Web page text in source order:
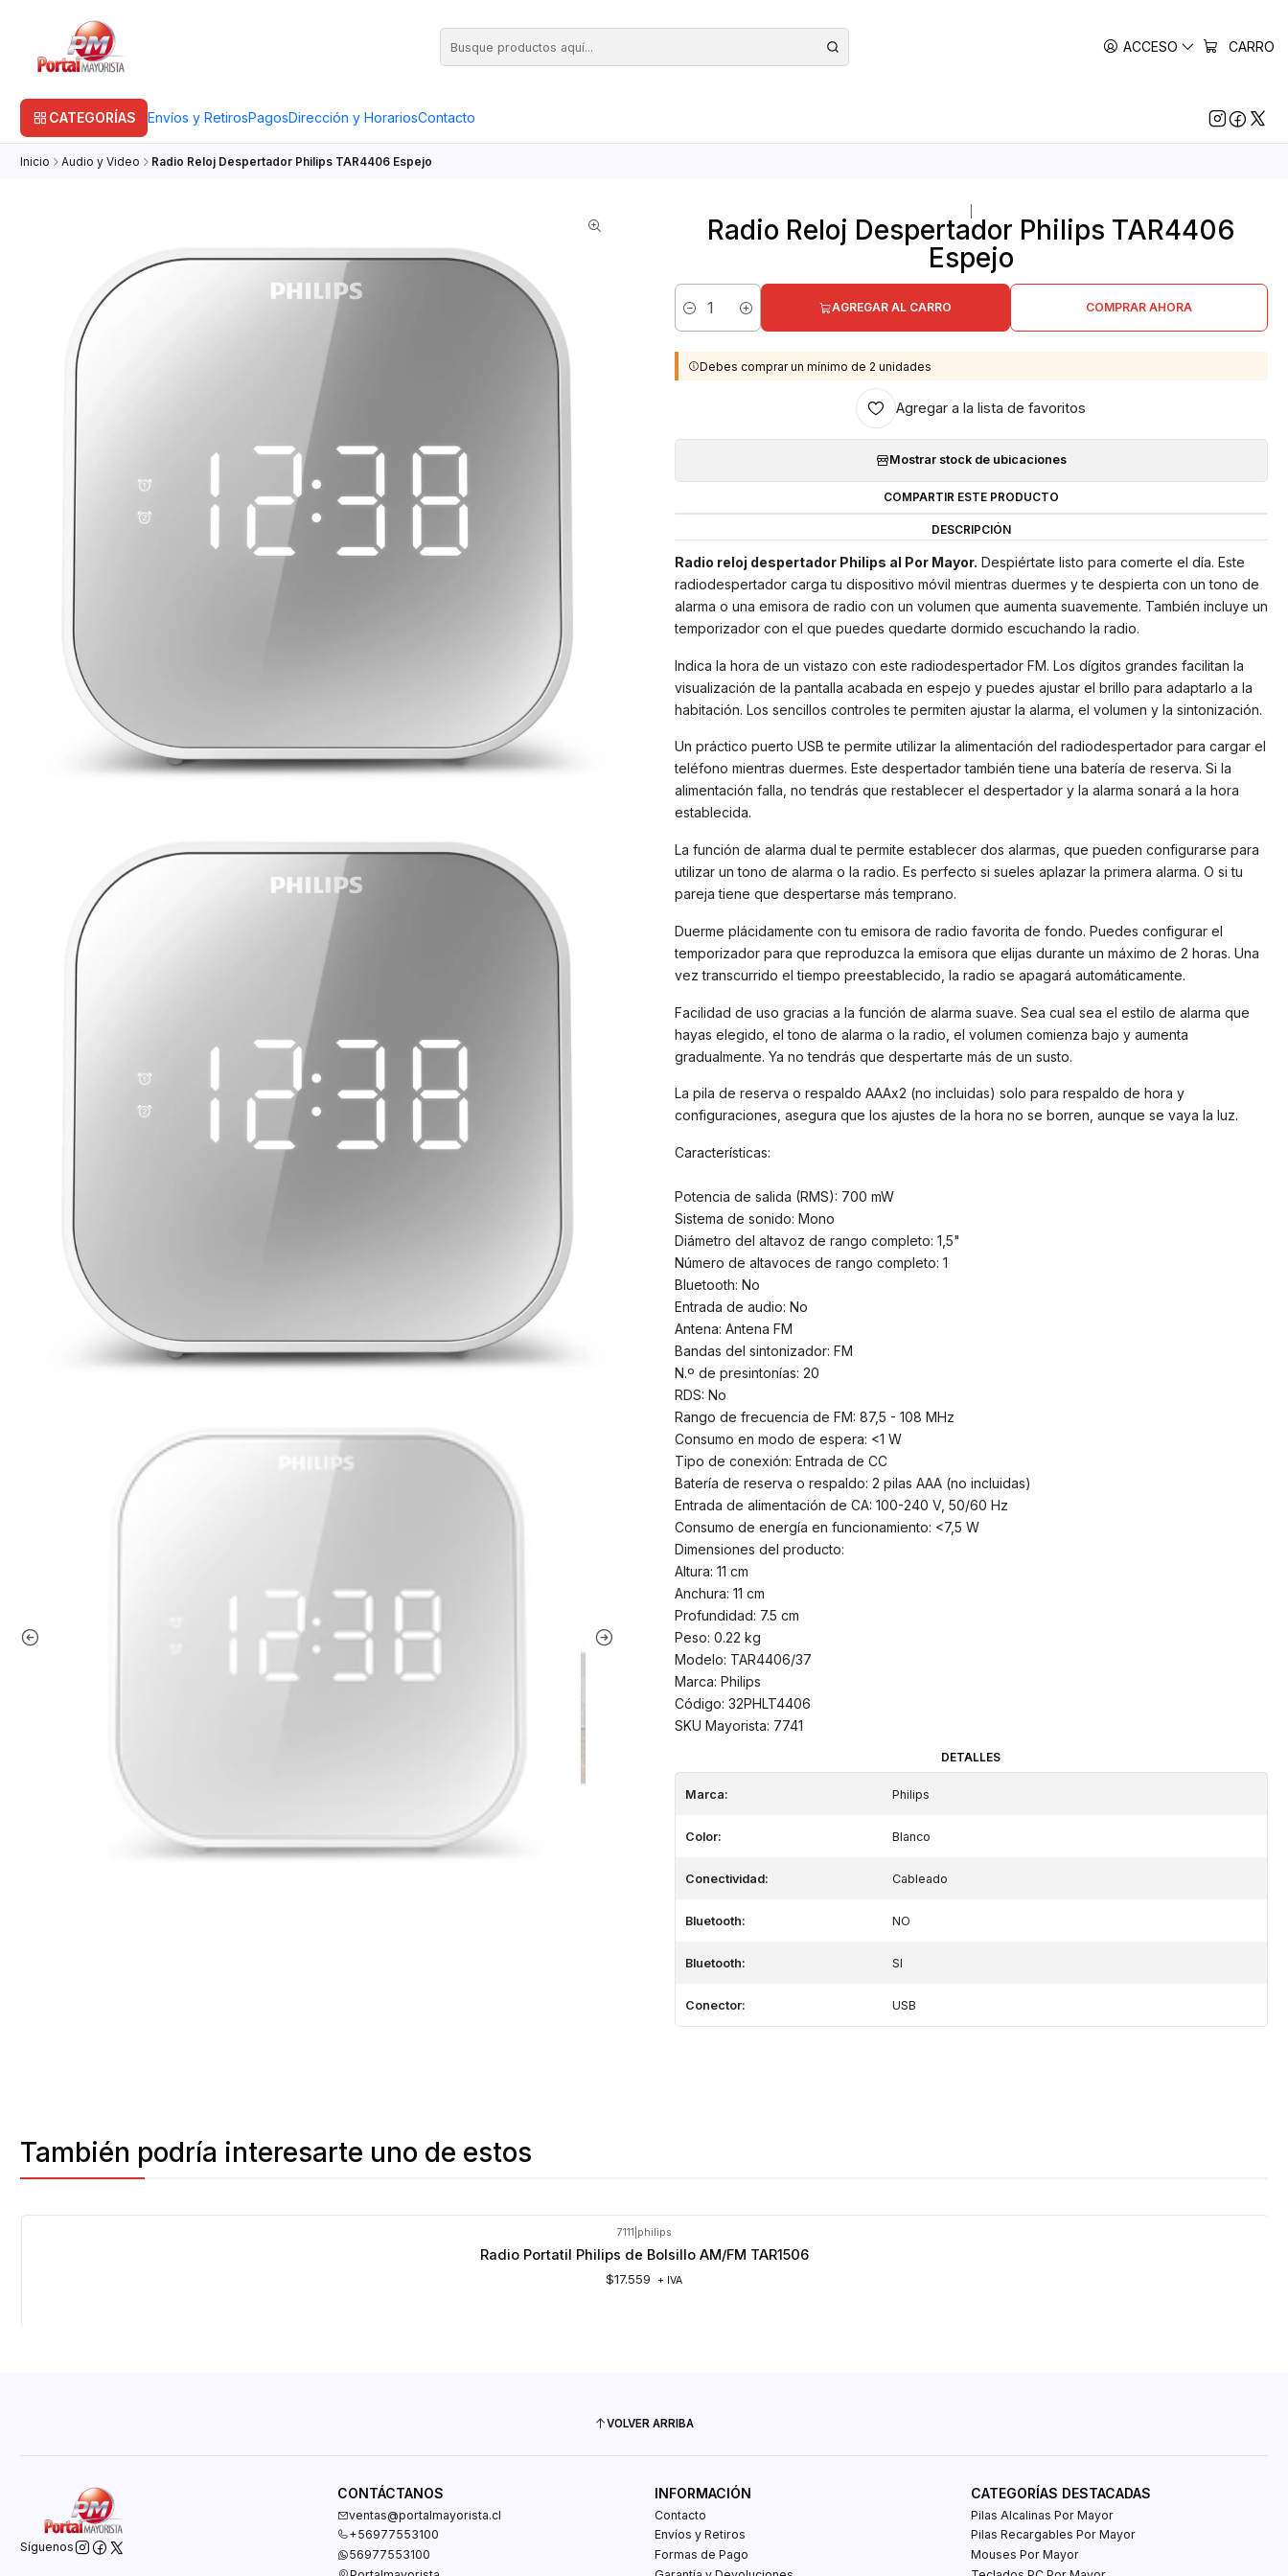
ACCESO CARRO
CATEGORÍAS Envíos y RetirosPagosDirección y HorariosContacto
Inicio Audio y Video Radio Reloj Despertador Philips TAR4406 Espejo
Radio Reloj Despertador Philips TAR4406
Espejo
Cantidad
AGREGAR AL CARRO COMPRAR AHORA
Debes comprar un mínimo de 2 unidades
Agregar a la lista de favoritos
Mostrar stock de ubicaciones
COMPARTIR ESTE PRODUCTO
DESCRIPCIÓN
Radio reloj despertador Philips al Por Mayor. Despiértate listo para comerte el día. Este
radiodespertador carga tu dispositivo móvil mientras duermes y te despierta con un tono de
alarma o una emisora de radio con un volumen que aumenta suavemente. También incluye un
temporizador con el que puedes quedarte dormido escuchando la radio.
Indica la hora de un vistazo con este radiodespertador FM. Los dígitos grandes facilitan la
visualización de la pantalla acabada en espejo y puedes ajustar el brillo para adaptarlo a la
habitación. Los sencillos controles te permiten ajustar la alarma, el volumen y la sintonización.
Un práctico puerto USB te permite utilizar la alimentación del radiodespertador para cargar el
teléfono mientras duermes. Este despertador también tiene una batería de reserva. Si la
alimentación falla, no tendrás que restablecer el despertador y la alarma sonará a la hora
establecida.
La función de alarma dual te permite establecer dos alarmas, que pueden configurarse para
utilizar un tono de alarma o la radio. Es perfecto si sueles aplazar la primera alarma. O si tu
pareja tiene que despertarse más temprano.
Duerme plácidamente con tu emisora de radio favorita de fondo. Puedes configurar el
temporizador para que reproduzca la emisora que elijas durante un máximo de 2 horas. Una
vez transcurrido el tiempo preestablecido, la radio se apagará automáticamente.
Facilidad de uso gracias a la función de alarma suave. Sea cual sea el estilo de alarma que
hayas elegido, el tono de alarma o la radio, el volumen comienza bajo y aumenta
gradualmente. Ya no tendrás que despertarte más de un susto.
La pila de reserva o respaldo AAAx2 (no incluidas) solo para respaldo de hora y
configuraciones, asegura que los ajustes de la hora no se borren, aunque se vaya la luz.
Características:
Potencia de salida (RMS): 700 mW
Sistema de sonido: Mono
Diámetro del altavoz de rango completo: 1,5"
Número de altavoces de rango completo: 1
Bluetooth: No
Entrada de audio: No
Antena: Antena FM
Bandas del sintonizador: FM
N.º de presintonías: 20
RDS: No
Rango de frecuencia de FM: 87,5 - 108 MHz
Consumo en modo de espera: <1 W
Tipo de conexión: Entrada de CC
Batería de reserva o respaldo: 2 pilas AAA (no incluidas)
Entrada de alimentación de CA: 100-240 V, 50/60 Hz
Consumo de energía en funcionamiento: <7,5 W
Dimensiones del producto:
Altura: 11 cm
Anchura: 11 cm
Profundidad: 7.5 cm
Peso: 0.22 kg
Modelo: TAR4406/37
Marca: Philips
Código: 32PHLT4406
SKU Mayorista: 7741
DETALLES
Marca: Philips
Color: Blanco
Conectividad: Cableado
Bluetooth: NO
Bluetooth: SI
Conector: USB
También podría interesarte uno de estos
7111 philips
Radio Portatil Philips de Bolsillo AM/FM TAR1506
$17.559 + IVA
VOLVER ARRIBA
Síguenos
CONTÁCTANOS
ventas@portalmayorista.cl
+56977553100
56977553100
INFORMACIÓN
Contacto
Envíos y Retiros
Formas de Pago
CATEGORÍAS DESTACADAS
Pilas Alcalinas Por Mayor
Pilas Recargables Por Mayor
Mouses Por Mayor